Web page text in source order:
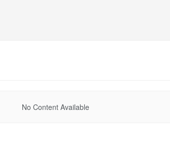
No Content Available